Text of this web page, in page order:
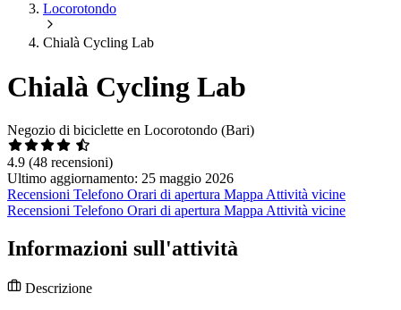
Locorotondo
Chialà Cycling Lab
Chialà Cycling Lab
Negozio di biciclette en Locorotondo (Bari)
4.9 (48 recensioni)
Ultimo aggiornamento: 25 maggio 2026
Recensioni Telefono Orari di apertura Mappa Attività vicine
Recensioni Telefono Orari di apertura Mappa Attività vicine
Informazioni sull'attività
Descrizione